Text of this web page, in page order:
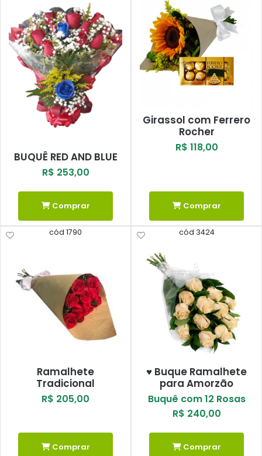
BUQUÊ RED AND BLUE
R$ 253,00
Comprar
Girassol com Ferrero
Rocher
R$ 118,00
Comprar
cód 1790
Ramalhete
Tradicional
R$ 205,00
Comprar
cód 3424
♥ Buque Ramalhete
para Amorzão
Buquê com 12 Rosas
R$ 240,00
Comprar